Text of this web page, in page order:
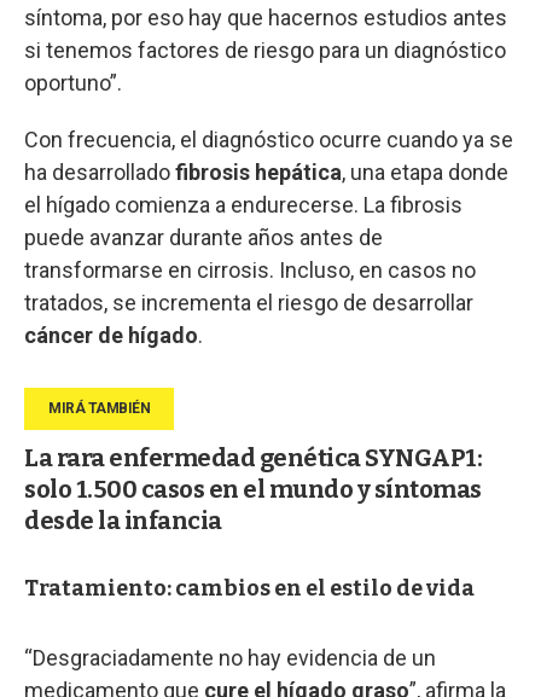
síntoma, por eso hay que hacernos estudios antes
si tenemos factores de riesgo para un diagnóstico
oportuno”.
Con frecuencia, el diagnóstico ocurre cuando ya se
ha desarrolladofibrosis hepática, una etapa donde
el hígado comienza a endurecerse. La fibrosis
puede avanzar durante años antes de
transformarse en cirrosis. Incluso, en casos no
tratados, se incrementa el riesgo de desarrollar
cáncer de hígado.
La rara enfermedad genética SYNGAP1:
solo 1.500 casos en el mundo y síntomas
desde la infancia
Tratamiento: cambios en el estilo de vida
“Desgraciadamente no hay evidencia de un
medicamento que cure el hígado graso”, afirma la